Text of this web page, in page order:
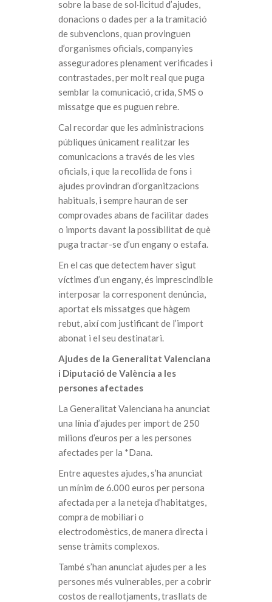
sobre la base de sol·licitud d’ajudes,
donacions o dades per a la tramitació
de subvencions, quan provinguen
d’organismes oficials, companyies
asseguradores plenament verificades i
contrastades, per molt real que puga
semblar la comunicació, crida, SMS o
missatge que es puguen rebre.
Cal recordar que les administracions
públiques únicament realitzar les
comunicacions a través de les vies
oficials, i que la recollida de fons i
ajudes provindran d’organitzacions
habituals, i sempre hauran de ser
comprovades abans de facilitar dades
o imports davant la possibilitat de què
puga tractar-se d’un engany o estafa.
En el cas que detectem haver sigut
víctimes d’un engany, és imprescindible
interposar la corresponent denúncia,
aportat els missatges que hàgem
rebut, així com justificant de l’import
abonat i el seu destinatari.
Ajudes de la Generalitat Valenciana
i Diputació de València a les
persones afectades
La Generalitat Valenciana ha anunciat
una línia d’ajudes per import de 250
milions d’euros per a les persones
afectades per la *Dana.
Entre aquestes ajudes, s’ha anunciat
un mínim de 6.000 euros per persona
afectada per a la neteja d’habitatges,
compra de mobiliari o
electrodomèstics, de manera directa i
sense tràmits complexos.
També s’han anunciat ajudes per a les
persones més vulnerables, per a cobrir
costos de reallotjaments, trasllats de